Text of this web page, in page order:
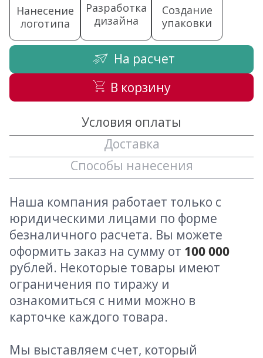
Нанесение
логотипа
Разработка
дизайна
Создание
упаковки
На расчет
В корзину
Условия оплаты
Доставка
Способы нанесения
Наша компания работает только с
юридическими лицами по форме
безналичного расчета. Вы можете
оформить заказ на сумму от 100 000
рублей. Некоторые товары имеют
ограничения по тиражу и
ознакомиться с ними можно в
карточке каждого товара.
Мы выставляем счет, который